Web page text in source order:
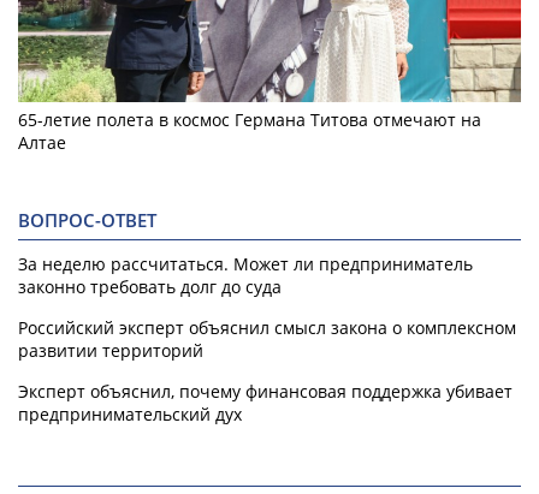
65-летие полета в космос Германа Титова отмечают на
Алтае
ВОПРОС-ОТВЕТ
За неделю рассчитаться. Может ли предприниматель
законно требовать долг до суда
Российский эксперт объяснил смысл закона о комплексном
развитии территорий
Эксперт объяснил, почему финансовая поддержка убивает
предпринимательский дух